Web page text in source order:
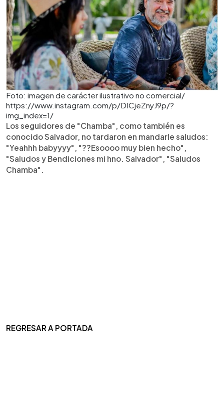
Foto: imagen de carácter ilustrativo no comercial/
https://www.instagram.com/p/DICjeZnyJ9p/?
img_index=1/
Los seguidores de "Chamba", como también es
conocido Salvador, no tardaron en mandarle saludos:
"Yeahhh babyyyy", "??Esoooo muy bien hecho",
"Saludos y Bendiciones mi hno. Salvador", "Saludos
Chamba".
REGRESAR A PORTADA